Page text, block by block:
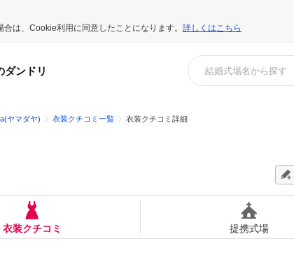
は、Cookie利用に同意したことになります。 詳しくはこちら
ダンドリ
ヤマダヤ) 衣装クチコミ一覧 衣装クチコミ詳細
衣装クチコミ 提携式場